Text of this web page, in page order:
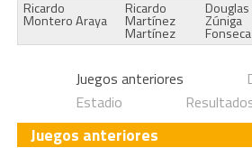
Ricardo
Montero Araya
Ricardo
Martínez
Martínez
Douglas
Zúniga
Fonseca
Juegos anteriores
Estadio
Juegos anteriores